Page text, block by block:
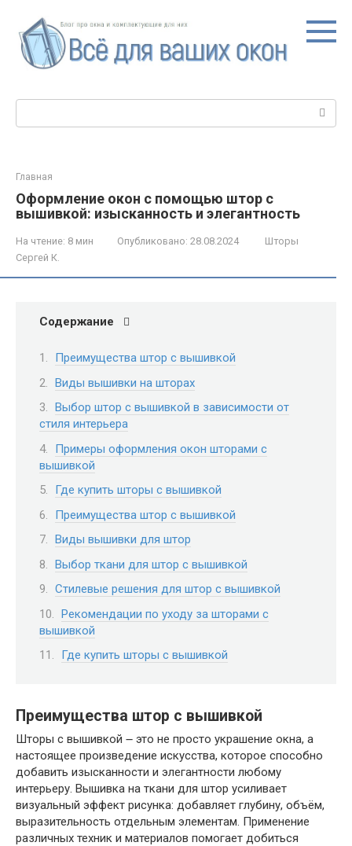
контенту
Главная
Оформление окон с помощью штор с
вышивкой: изысканность и элегантность
На чтение: 8 мин Опубликовано: 28.08.2024
Шторы
Сергей К.
Содержание
Преимущества штор с вышивкой
Виды вышивки на шторах
Выбор штор с вышивкой в зависимости от
стиля интерьера
Примеры оформления окон шторами с
вышивкой
Где купить шторы с вышивкой
Преимущества штор с вышивкой
Виды вышивки для штор
Выбор ткани для штор с вышивкой
Стилевые решения для штор с вышивкой
Рекомендации по уходу за шторами с
вышивкой
Где купить шторы с вышивкой
Преимущества штор с вышивкой
Шторы с вышивкой ౼ это не просто украшение окна, а
настоящее произведение искусства, которое способно
добавить изысканности и элегантности любому
интерьеру. Вышивка на ткани для штор усиливает
визуальный эффект рисунка: добавляет глубину, объём,
выразительность отдельным элементам. Применение
различных техник и материалов помогает добиться